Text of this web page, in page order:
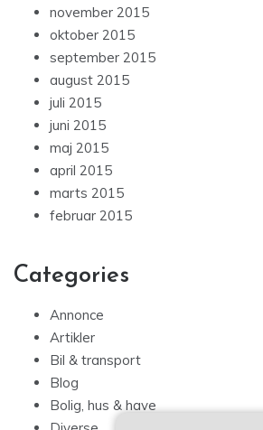
november 2015
oktober 2015
september 2015
august 2015
juli 2015
juni 2015
maj 2015
april 2015
marts 2015
februar 2015
Categories
Annonce
Artikler
Bil & transport
Blog
Bolig, hus & have